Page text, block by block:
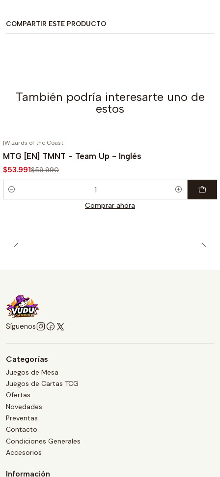
COMPARTIR ESTE PRODUCTO
También podría interesarte uno de
estos
-10%
|Wizards of the Coast
MTG [EN] TMNT - Team Up - Inglés
$53.991$59.990
Cantidad
Comprar ahora
Síguenos
Categorías
Juegos de Mesa
Juegos de Cartas TCG
Ofertas
Novedades
Preventas
Contacto
Condiciones Generales
Accesorios
Información